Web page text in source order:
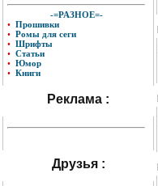
-=РАЗНОЕ=-
• Прошивки
• Ромы для сеги
• Шрифты
• Статьи
• Юмор
• Книги
Реклама :
Друзья :